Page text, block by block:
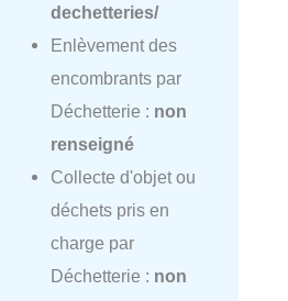
dechetteries/
Enlèvement des
encombrants par
Déchetterie : non
renseigné
Collecte d'objet ou
déchets pris en
charge par
Déchetterie : non